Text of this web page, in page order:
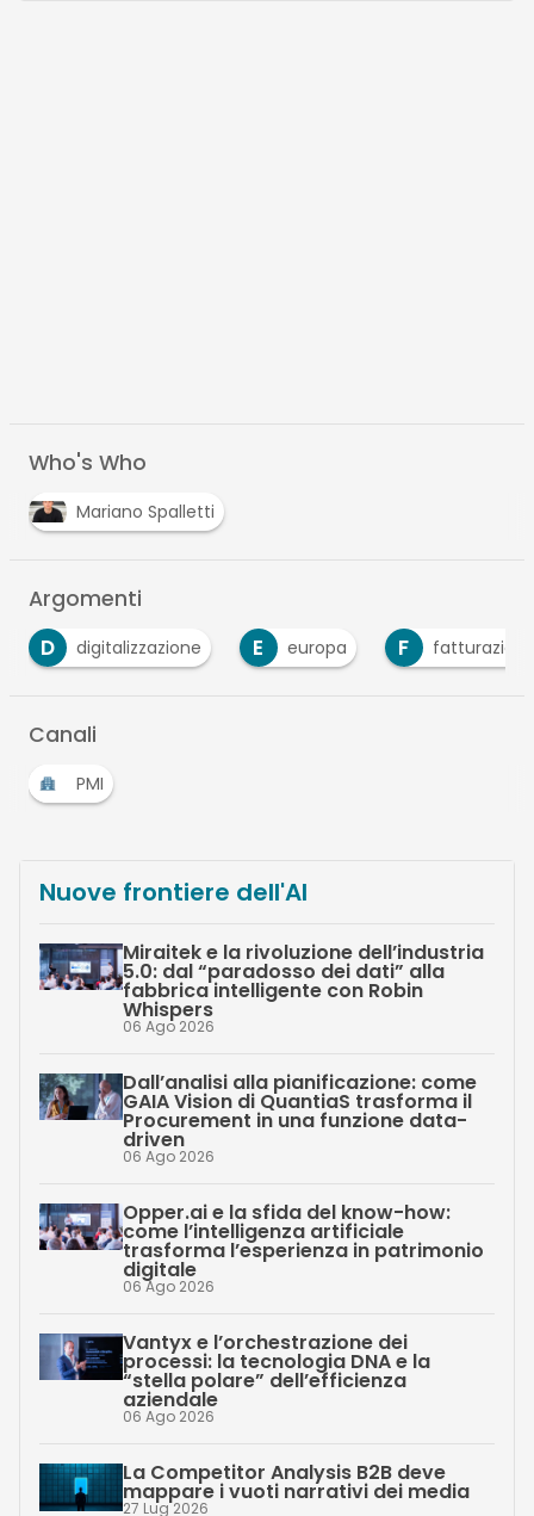
Who's Who
Mariano Spalletti
Argomenti
E
europa F fatturazione elettronica
Canali
PMI
Nuove frontiere dell'AI
Miraitek e la rivoluzione dell’industria
5.0: dal “paradosso dei dati” alla
fabbrica intelligente con Robin
Whispers
06 Ago 2026
Dall’analisi alla pianificazione: come
GAIA Vision di QuantiaS trasforma il
Procurement in una funzione data-
driven
06 Ago 2026
Opper.ai e la sfida del know-how:
come l’intelligenza artificiale
trasforma l’esperienza in patrimonio
digitale
06 Ago 2026
Vantyx e l’orchestrazione dei
processi: la tecnologia DNA e la
“stella polare” dell’efficienza
aziendale
06 Ago 2026
La Competitor Analysis B2B deve
mappare i vuoti narrativi dei media
27 Lug 2026